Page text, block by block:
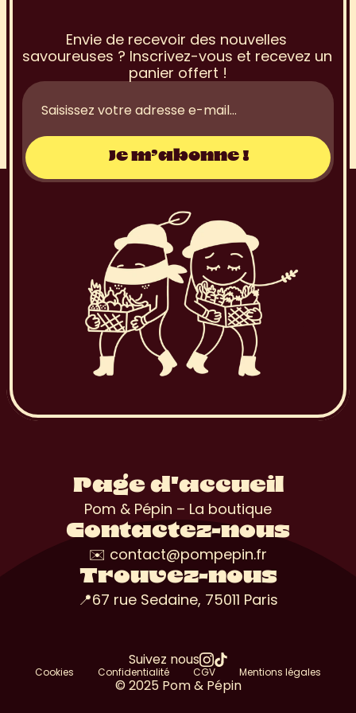
la Newslette
Envie de recevoir des nouvelles
savoureuses ? Inscrivez-vous et recevez un
panier offert !
Page d'accueil
Pom & Pépin – La boutique
Contactez-nous
✉️ contact@pompepin.fr
Trouvez-nous
📍67 rue Sedaine, 75011 Paris
Suivez nous
Cookies Confidentialité CGV Mentions légales
© 2025 Pom & Pépin